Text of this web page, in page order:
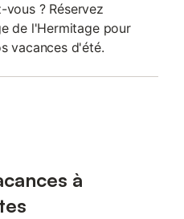
? Réservez
de l'Hermitage pour
vacances d'été.
à